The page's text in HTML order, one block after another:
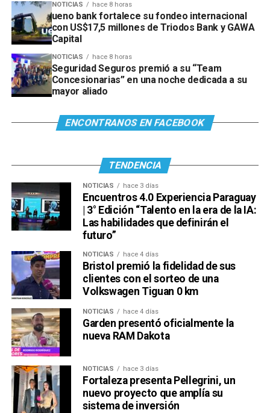
NOTICIAS hace 8 horas
ueno bank fortalece su fondeo internacional
con US$17,5 millones de Triodos Bank y GAWA
Capital
NOTICIAS hace 8 horas
Seguridad Seguros premió a su “Team
Concesionarias” en una noche dedicada a su
mayor aliado
ENCONTRANOS EN FACEBOOK
TENDENCIA
NOTICIAS hace 3 días
Encuentros 4.0 Experiencia Paraguay
| 3° Edición “Talento en la era de la IA:
Las habilidades que definirán el
futuro”
NOTICIAS hace 4 días
Bristol premió la fidelidad de sus
clientes con el sorteo de una
Volkswagen Tiguan 0 km
NOTICIAS hace 4 días
Garden presentó oficialmente la
nueva RAM Dakota
NOTICIAS hace 3 días
Fortaleza presenta Pellegrini, un
nuevo proyecto que amplía su
sistema de inversión